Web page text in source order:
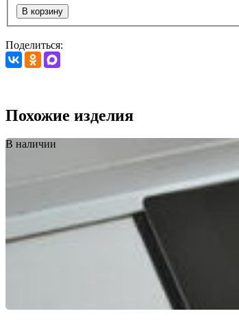
В корзину
Поделиться:
Похожие изделия
В наличии